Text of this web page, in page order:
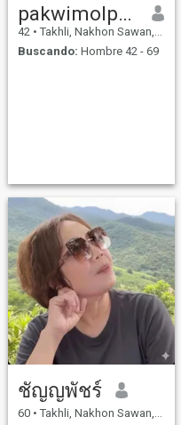
pakwimolpron
42 • Takhli, Nakhon Sawan, Tailandia
Buscando: Hombre 42 - 69
ชัญญพัชร์
60 • Takhli, Nakhon Sawan, Tailandia